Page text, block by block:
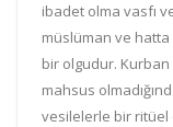
ibadet olma vasfı
müslüman ve
bir olgudur.
mahsus
vesilelerle bir ritüel